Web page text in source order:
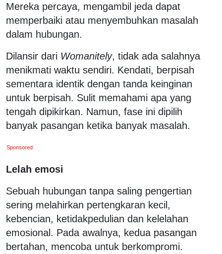
Mereka percaya, mengambil jeda dapat
memperbaiki atau menyembuhkan masalah
dalam hubungan.
Dilansir dari Womanitely, tidak ada salahnya
menikmati waktu sendiri. Kendati, berpisah
sementara identik dengan tanda keinginan
untuk berpisah. Sulit memahami apa yang
tengah dipikirkan. Namun, fase ini dipilih
banyak pasangan ketika banyak masalah.
Sponsored
Lelah emosi
Sebuah hubungan tanpa saling pengertian
sering melahirkan pertengkaran kecil,
kebencian, ketidakpedulian dan kelelahan
emosional. Pada awalnya, kedua pasangan
bertahan, mencoba untuk berkompromi.